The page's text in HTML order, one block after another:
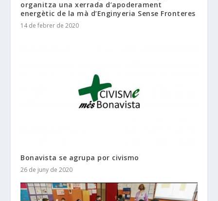
organitza una xerrada d’apoderament
energètic de la mà d’Enginyeria Sense Fronteres
14 de febrer de 2020
Bonavista se agrupa por civismo
26 de juny de 2020